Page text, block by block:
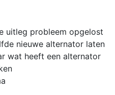
uitleg probleem opgelost
nieuwe alternator laten
wat heeft een alternator